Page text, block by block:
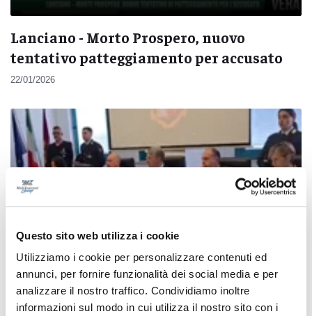
Questo sito web utilizza i cookie
Utilizziamo i cookie per personalizzare contenuti ed
annunci, per fornire funzionalità dei social media e per
analizzare il nostro traffico. Condividiamo inoltre
informazioni sul modo in cui utilizza il nostro sito con i
Lanciano - Morto Prospero, nuovo
tentativo patteggiamento per accusato
22/01/2026